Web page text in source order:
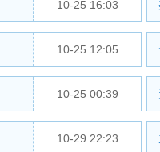
10-25 16:03
10-25 12:05
10-25 00:39
10-29 22:23